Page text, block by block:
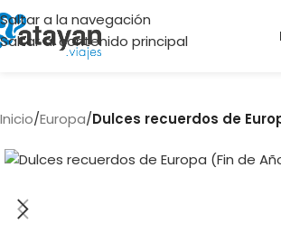
Saltar a la navegación
Saltar al contenido principal
Inicio/Europa/Dulces recuerdos de